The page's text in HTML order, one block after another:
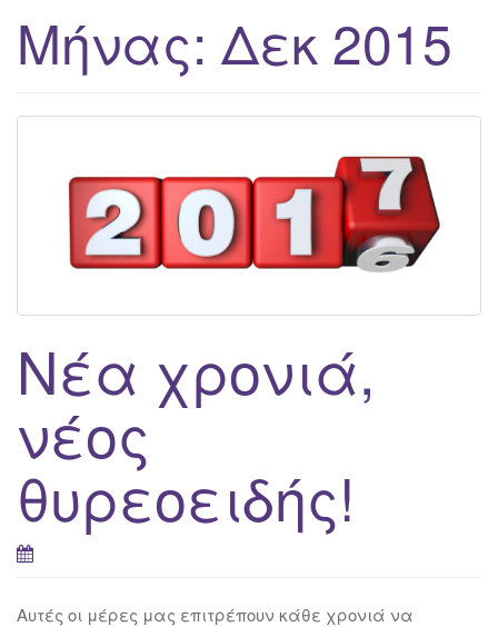
n
Μήνας: Δεκ 2015
Νέα χρονιά,
νέος
θυρεοειδής!
Αυτές οι μέρες μας επιτρέπουν κάθε χρονιά να